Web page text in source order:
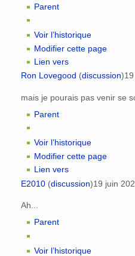
Parent
Voir l’historique
Modifier cette page
Lien vers
Ron Lovegood (discussion)
mais je pourais pas venir se
Parent
Voir l’historique
Modifier cette page
Lien vers
E2010 (discussion)19 juin
Ah...
Parent
Voir l’historique